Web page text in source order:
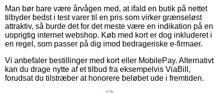
Man bør bare være årvågen med, at ifald en butik på nettet
tilbyder bedst i test varer til en pris som virker grænseløst
attraktiv, så burde det for det meste være en indikation på en
uoprigtig internet webshop. Køb med kort er dog inkluderet i
en regel, som passer på dig imod bedrageriske e-firmaer.
Vi anbefaler bestillinger med kort eller MobilePay. Alternativt
kan du drage nytte af et tilbud fra eksempelvis ViaBill,
forudsat du tilstræber at honorere beløbet ude i fremtiden.